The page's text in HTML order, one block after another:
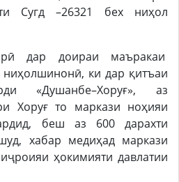
Сугд –26321 бех ниҳол
дар доираи маъракаи
ки дар қитъаи
«Душанбе–Хоруғ», аз
Хоруғ то маркази ноҳияи
беш аз 600 дарахти
хабар медиҳад маркази
ҳокимияти давлатии